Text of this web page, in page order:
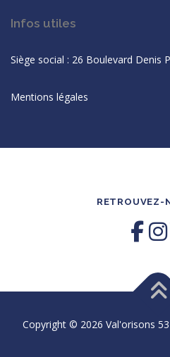
Infos utiles
Siège social : 26 Boulevard Denis
Mentions légales
RETROUVEZ-
Copyright © 2026 Val'orisons 53